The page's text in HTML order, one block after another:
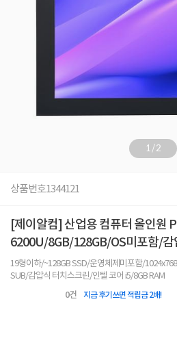
1/2
상품번호1344121
[제이알컴] 산업용 컴퓨터 올인원
6200U/8GB/128GB/OS미포함/감
19형이하/~128GB SSD/운영체제미포함/
SUB/감압식 터치스크린/인텔 코어 i5/8GB RAM
0건 지금 후기쓰면 적립금 2배!